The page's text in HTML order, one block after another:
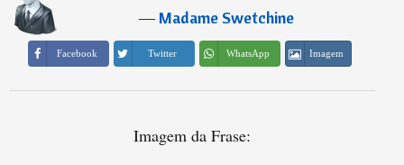
―Madame Swetchine
Facebook Twitter WhatsApp Imagem
Imagem da Frase: